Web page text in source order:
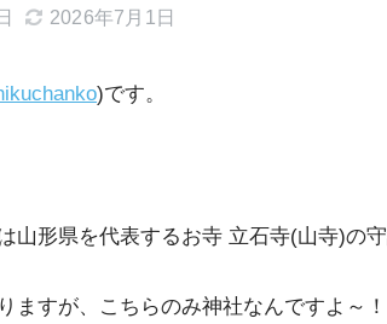
2026年7月1日
)です。
山形県を代表するお寺 立石寺(山寺)の
ますが、こちらのみ神社なんですよ～